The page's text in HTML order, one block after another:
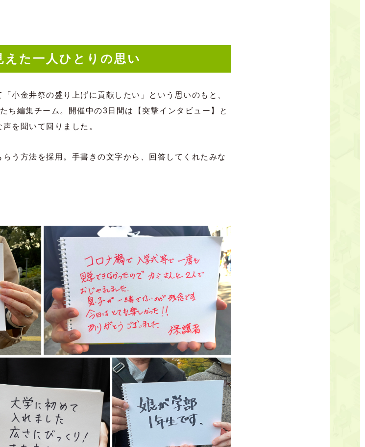
た一人ひとりの思い
小金井祭の盛り上げに貢献したい」という思いのもと、
ち編集チーム。開催中の3日間は【突撃インタビュー】と
を聞いて回りました。
う方法を採用。手書きの文字から、回答してくれたみな